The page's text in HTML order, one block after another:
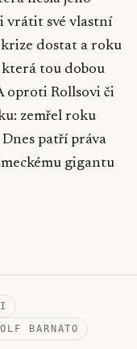
vrátit své vlastní
krize dostat a roku
tou dobou
oproti Rollsovi či
zemřel roku
patří práva
gigantu
BARNATO